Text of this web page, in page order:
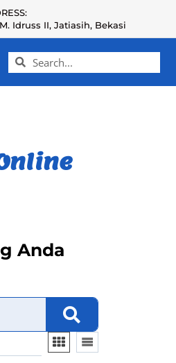
Idruss II, Jatiasih, Bekasi
Anda